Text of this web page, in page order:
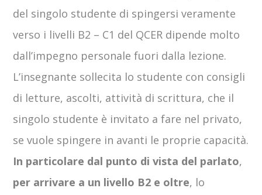
del singolo studente di spingersi veramente
verso i livelli B2 – C1 del QCER dipende molto
dall’impegno personale fuori dalla lezione.
L’insegnante sollecita lo studente con consigli
di letture, ascolti, attività di scrittura, che il
singolo studente è invitato a fare nel privato,
se vuole spingere in avanti le proprie capacità.
In particolare dal punto di vista del parlato,
per arrivare a un livello B2 e oltre, lo